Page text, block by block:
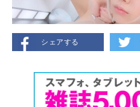
シェアする